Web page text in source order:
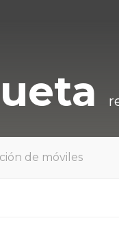
de móviles